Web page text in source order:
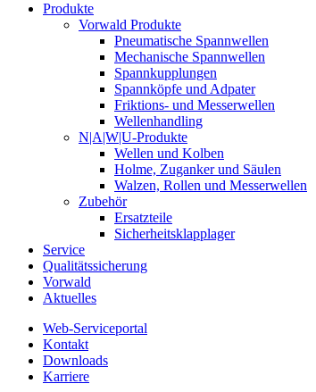
Produkte
Vorwald Produkte
Pneumatische Spannwellen
Mechanische Spannwellen
Spannkupplungen
Spannköpfe und Adpater
Friktions- und Messerwellen
Wellenhandling
N|A|W|U-Produkte
Wellen und Kolben
Holme, Zuganker und Säulen
Walzen, Rollen und Messerwellen
Zubehör
Ersatzteile
Sicherheitsklapplager
Service
Qualitätssicherung
Vorwald
Aktuelles
Web-Serviceportal
Kontakt
Downloads
Karriere